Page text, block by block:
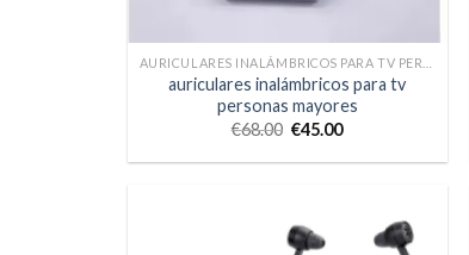
auriculares inalámbricos para tv
personas mayores
€68.00 €45.00